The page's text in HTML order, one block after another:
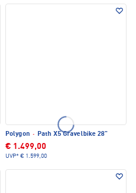
Polygon · Path X5 Gravelbike 28"
€ 1.499,00
UVP* € 1.599,00